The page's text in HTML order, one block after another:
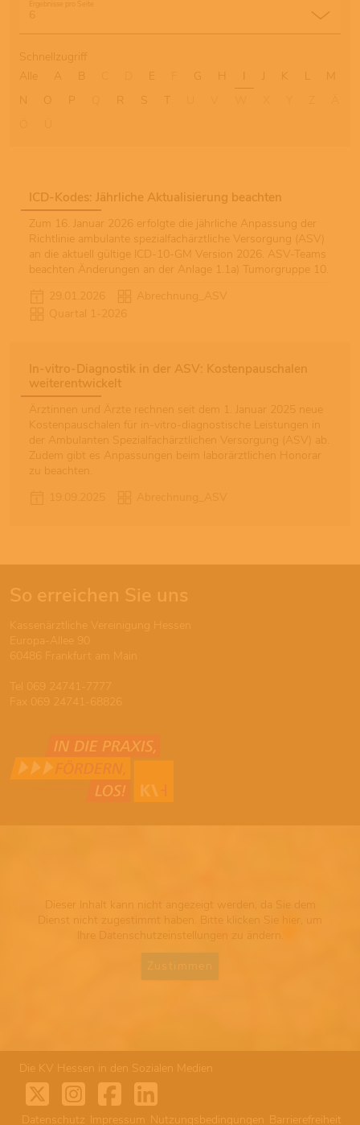
Schnellzugriff
Alle
B G H
M
N
O R
ICD-Kodes: Jährliche Aktualisierung beachten
Zum 16. Januar 2026 erfolgte die jährliche Anpassung der
Richtlinie ambulante spezialfachärztliche Versorgung (ASV)
an die aktuell gültige ICD-10-GM Version 2026. ASV-Teams
beachten Änderungen an der Anlage 1.1a) Tumorgruppe 10.
In-vitro-Diagnostik in der ASV: Kostenpauschalen
weiterentwickelt
Ärztinnen und Ärzte rechnen seit dem 1. Januar 2025 neue
Kostenpauschalen für in-vitro-diagnostische Leistungen in
der Ambulanten Spezialfachärztlichen Versorgung (ASV) ab.
Zudem gibt es Anpassungen beim laborärztlichen Honorar
zu beachten.
Dieser Inhalt kann nicht angezeigt werden, da Sie dem
Dienst nicht zugestimmt haben. Bitte klicken Sie hier, um
Ihre Datenschutzeinstellungen zu ändern.
Zustimmen
Die KV Hessen in den Sozialen Medien
Barrierefreiheit
Nutzungsbedingungen
Impressum
Datenschutz